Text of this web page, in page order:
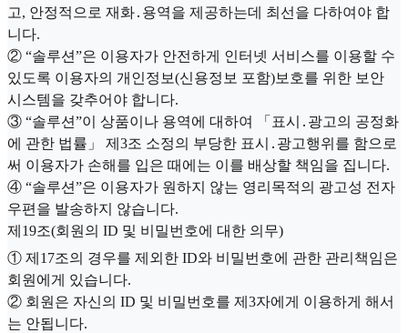
고, 안정적으로 재화․용역을 제공하는데 최선을 다하여야 합
니다.
② “솔루션”은 이용자가 안전하게 인터넷 서비스를 이용할 수
있도록 이용자의 개인정보(신용정보 포함)보호를 위한 보안
시스템을 갖추어야 합니다.
③ “솔루션”이 상품이나 용역에 대하여 「표시․광고의 공정화
에 관한 법률」 제3조 소정의 부당한 표시․광고행위를 함으로
써 이용자가 손해를 입은 때에는 이를 배상할 책임을 집니다.
④ “솔루션”은 이용자가 원하지 않는 영리목적의 광고성 전자
우편을 발송하지 않습니다.
제19조(회원의 ID 및 비밀번호에 대한 의무)
① 제17조의 경우를 제외한 ID와 비밀번호에 관한 관리책임은
회원에게 있습니다.
② 회원은 자신의 ID 및 비밀번호를 제3자에게 이용하게 해서
는 안됩니다.